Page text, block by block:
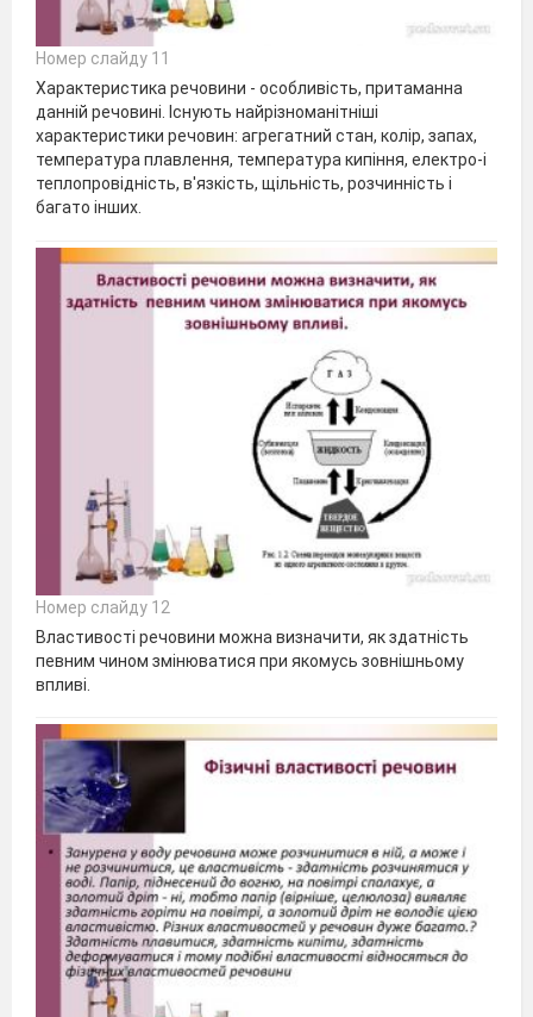
Номер слайду 11
Характеристика речовини - особливість, притаманна
данній речовині. Існують найрізноманітніші
характеристики речовин: агрегатний стан, колір, запах,
температура плавлення, температура кипіння, електро-і
теплопровідність, в'язкість, щільність, розчинність і
багато інших.
Номер слайду 12
Властивості речовини можна визначити, як здатність
певним чином змінюватися при якомусь зовнішньому
впливі.